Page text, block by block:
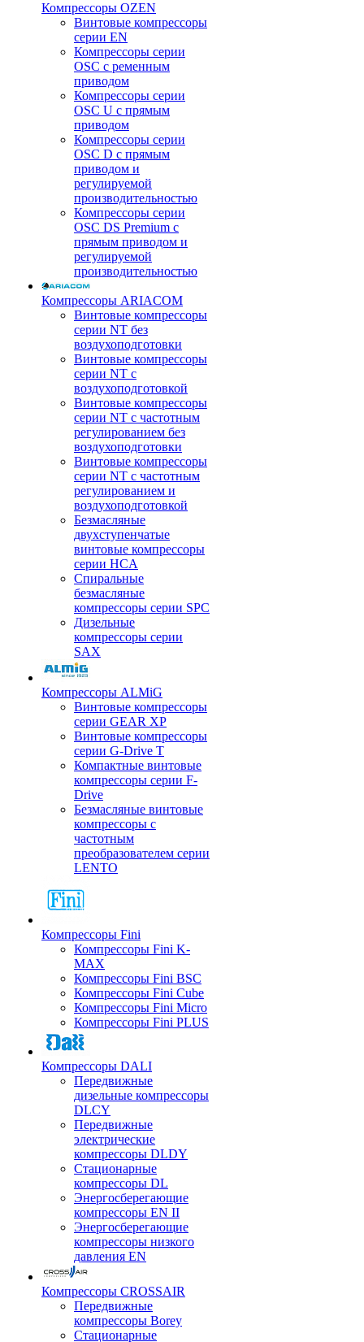
Компрессоры OZEN
Винтовые компрессоры
серии EN
Компрессоры серии
OSC с ременным
приводом
Компрессоры серии
OSC U с прямым
приводом
Компрессоры серии
OSC D с прямым
приводом и
регулируемой
производительностью
Компрессоры серии
OSC DS Premium с
прямым приводом и
регулируемой
производительностью
Компрессоры ARIACOM
Винтовые компрессоры
серии NT без
воздухоподготовки
Винтовые компрессоры
серии NT c
воздухоподготовкой
Винтовые компрессоры
серии NT с частотным
регулированием без
воздухоподготовки
Винтовые компрессоры
серии NT с частотным
регулированием и
воздухоподготовкой
Безмасляные
двухступенчатые
винтовые компрессоры
серии HCA
Спиральные
безмасляные
компрессоры серии SPC
Дизельные
компрессоры серии
SAX
Компрессоры ALMiG
Винтовые компрессоры
серии GEAR XP
Винтовые компрессоры
серии G-Drive T
Компактные винтовые
компрессоры серии F-
Drive
Безмасляные винтовые
компрессоры с
частотным
преобразователем серии
LENTO
Компрессоры Fini
Компрессоры Fini K-
MAX
Компрессоры Fini BSC
Компрессоры Fini Cube
Компрессоры Fini Micro
Компрессоры Fini PLUS
Компрессоры DALI
Передвижные
дизельные компрессоры
DLCY
Передвижные
электрические
компрессоры DLDY
Стационарные
компрессоры DL
Энергосберегающие
компрессоры EN II
Энергосберегающие
компрессоры низкого
давления EN
Компрессоры CROSSAIR
Передвижные
компрессоры Borey
Стационарные